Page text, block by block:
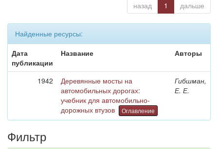
назад 1 дальше
Найденные ресурсы:
Дата
публикации
Название Авторы
1942
Деревянные мосты на
автомобильных дорогах:
учебник для автомобильно-
дорожных втузов
Оглавление
Гибшман,
Е. Е.
Фильтр